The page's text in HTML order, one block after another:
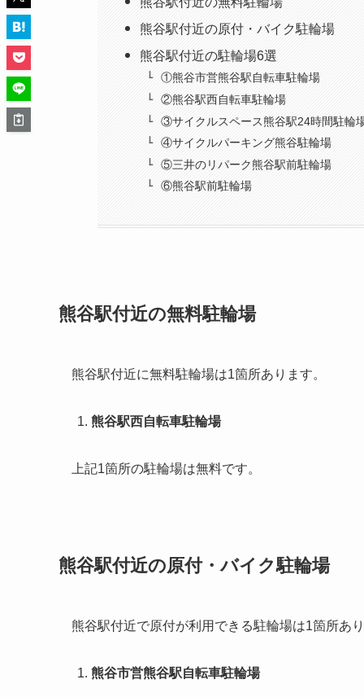
熊谷駅付近の原付・バイク駐輪場
熊谷駅付近の駐輪場6選
①熊谷市営熊谷駅自転車駐輪場
②熊谷駅西自転車駐輪場
③サイクルスペース熊谷駅24時間駐輪
④サイクルパーキング熊谷駐輪場
⑤三井のリパーク熊谷駅前駐輪場
⑥熊谷駅前駐輪場
熊谷駅付近の無料駐輪場
熊谷駅付近に無料駐輪場は1箇所あります。
熊谷駅西自転車駐輪場
上記1箇所の駐輪場は無料です。
熊谷駅付近の原付・バイク駐輪場
熊谷駅付近で原付が利用できる駐輪場は1箇所あ
熊谷市営熊谷駅自転車駐輪場